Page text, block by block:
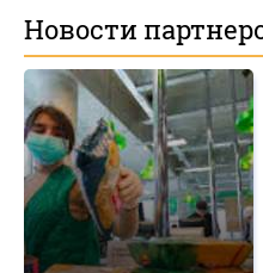
Новости